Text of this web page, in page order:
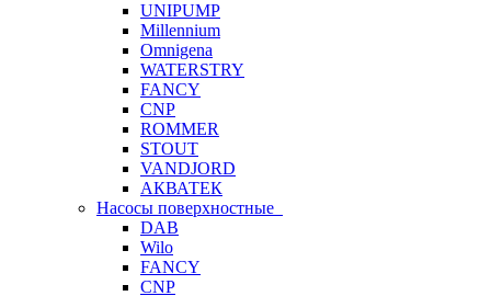
UNIPUMP
Millennium
Omnigena
WATERSTRY
FANCY
CNP
ROMMER
STOUT
VANDJORD
АКВАТЕК
Насосы поверхностные
DAB
Wilo
FANCY
CNP